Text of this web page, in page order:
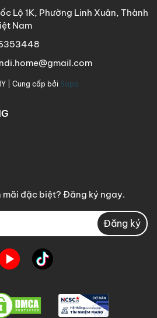
Lộ 1K, Phường Linh Xuân, Thành
Nam
| Cung cấp bởi Sapo
mãi đặc biệt? Đăng ký ngay.
Đăng ký